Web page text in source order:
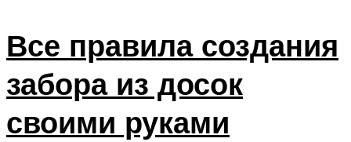
Все правила создания
забора из досок
своими руками